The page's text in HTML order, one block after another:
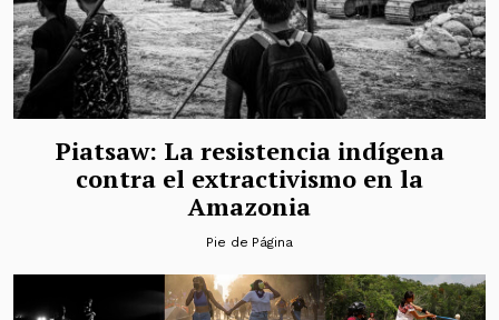
Piatsaw: La resistencia indígena
contra el extractivismo en la
Amazonia
Pie de Página